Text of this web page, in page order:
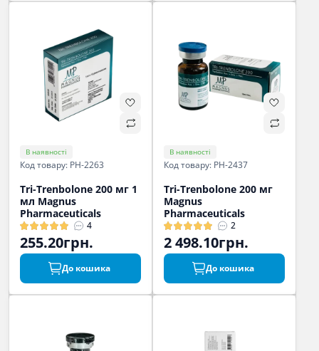
В наявності
Код товару: PH-2263
Tri-Trenbolone 200 мг 1
мл Magnus
Pharmaceuticals
4
255.20грн.
До кошика
В наявності
Код товару: PH-2437
Tri-Trenbolone 200 мг
Magnus
Pharmaceuticals
2
2 498.10грн.
До кошика